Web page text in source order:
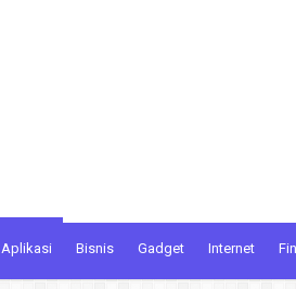
Aplikasi Bisnis Gadget Internet